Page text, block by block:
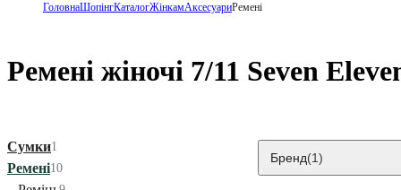
ГоловнаШопінгКаталогЖінкамАксесуариРемені
Ремені жіночі 7/11 Seven
Сумки1
Ремені10
Бренд(1)